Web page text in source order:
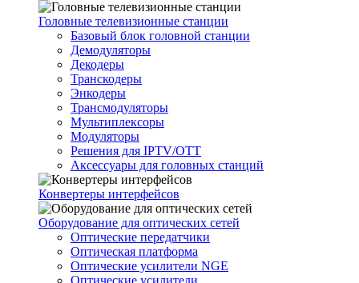
Головные телевизионные станции
Базовый блок головной станции
Демодуляторы
Декодеры
Транскодеры
Энкодеры
Трансмодуляторы
Мультиплексоры
Модуляторы
Решения для IPTV/OTT
Аксессуары для головных станций
Конвертеры интерфейсов
Оборудование для оптических сетей
Оптические передатчики
Оптическая платформа
Оптические усилители NGE
Оптические усилители